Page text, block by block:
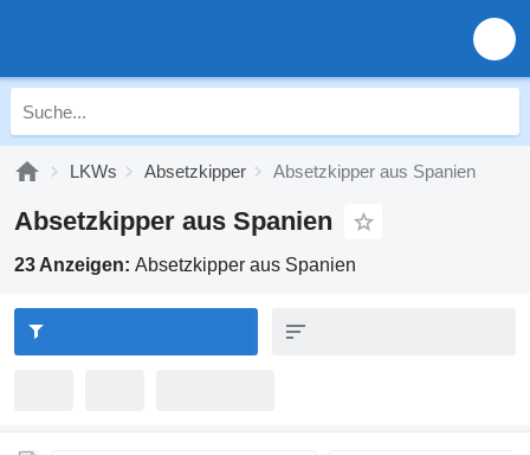
LKWs Absetzkipper Absetzkipper aus Spanien
Absetzkipper aus Spanien
23 Anzeigen: Absetzkipper aus Spanien